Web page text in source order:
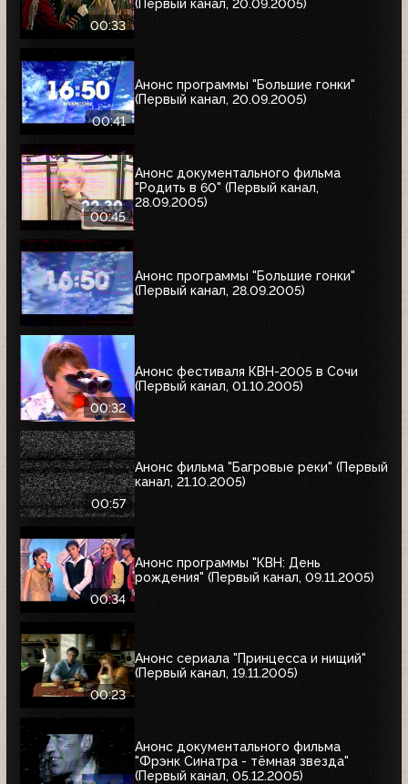
00:33
(Первый канал, 20.09.2005)
00:41
Анонс программы "Большие гонки"
(Первый канал, 20.09.2005)
00:45
Анонс документального фильма
"Родить в 60" (Первый канал,
28.09.2005)
Анонс программы "Большие гонки"
(Первый канал, 28.09.2005)
00:32
Анонс фестиваля КВН-2005 в Сочи
(Первый канал, 01.10.2005)
00:57
Анонс фильма "Багровые реки" (Первый
канал, 21.10.2005)
00:34
Анонс программы "КВН: День
рождения" (Первый канал, 09.11.2005)
00:23
Анонс сериала "Принцесса и нищий"
(Первый канал, 19.11.2005)
Анонс документального фильма
"Фрэнк Синатра - тёмная звезда"
(Первый канал, 05.12.2005)